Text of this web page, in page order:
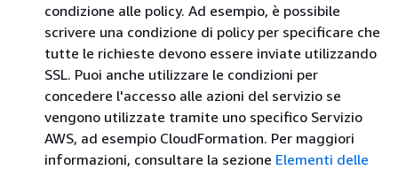
condizione alle policy. Ad esempio, è possibile
scrivere una condizione di policy per specificare che
tutte le richieste devono essere inviate utilizzando
SSL. Puoi anche utilizzare le condizioni per
concedere l'accesso alle azioni del servizio se
vengono utilizzate tramite uno specifico Servizio
AWS, ad esempio CloudFormation. Per maggiori
informazioni, consultare la sezione Elementi delle